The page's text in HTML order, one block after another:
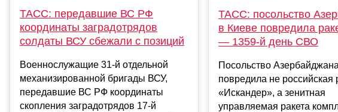
ТАСС: передавшие ВС РФ
координаты заградотрядов
солдаты ВСУ сбежали с позиций
Военнослужащие 31-й отдельной
механизированной бригады ВСУ,
передавшие ВС РФ координаты
скопления заградотрядов 17-й
ТАСС: посольство
в Киеве повредила
— 1359-й день СВО
Посольство
повредила не российская
«Искандер», а зенитная
управляемая ракета